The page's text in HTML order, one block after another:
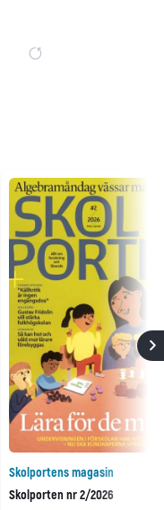
Skolportens magasin
Skolporten nr 2/2026